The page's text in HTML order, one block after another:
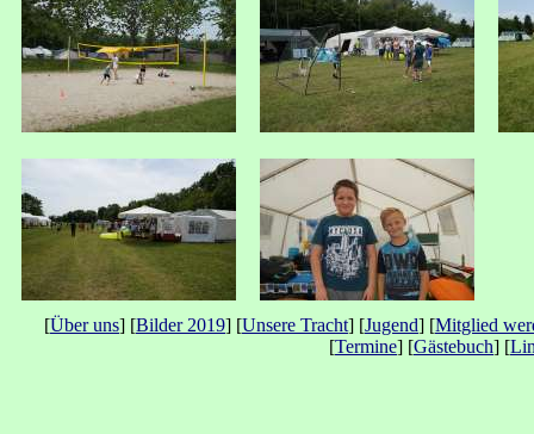
[Über uns] [Bilder 2019] [Unsere Tracht] [Jugend] [Mitglied
[Termine] [Gästebuch] [